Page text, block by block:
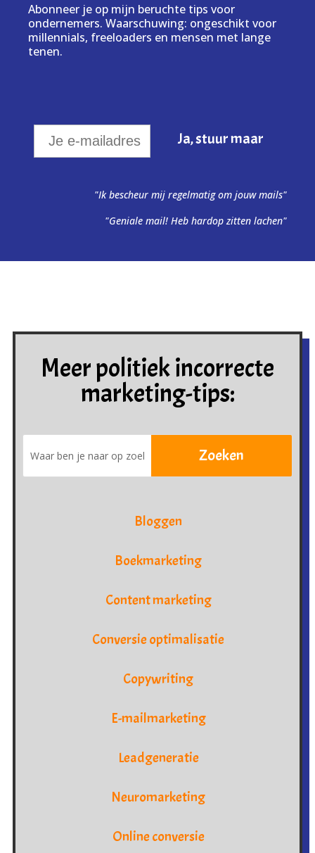
Abonneer je op mijn beruchte tips voor
ondernemers. Waarschuwing: ongeschikt voor
millennials, freeloaders en mensen met lange
tenen.
"Ik bescheur mij regelmatig om jouw mails"
"Geniale mail! Heb hardop zitten lachen"
Meer politiek incorrecte
marketing-tips:
Bloggen
Boekmarketing
Content marketing
Conversie optimalisatie
Copywriting
E-mailmarketing
Leadgeneratie
Neuromarketing
Online conversie